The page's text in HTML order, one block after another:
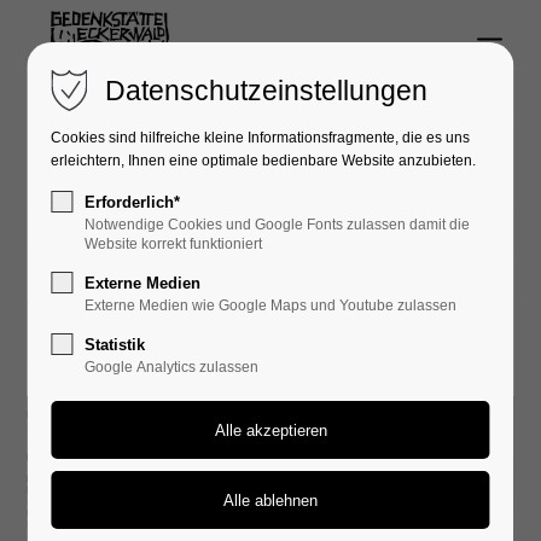
Login
Passwort
Anmelden
Lost your password?
Menu
04.04.2025 09:54
Datenschutzeinstellungen
Cookies sind hilfreiche kleine Informationsfragmente, die es uns
erleichtern, Ihnen eine optimale bedienbare Website anzubieten.
Erforderlich*
Notwendige Cookies und Google Fonts zulassen damit die
Website korrekt funktioniert
Externe Medien
Externe Medien wie Google Maps und Youtube zulassen
Statistik
Google Analytics zulassen